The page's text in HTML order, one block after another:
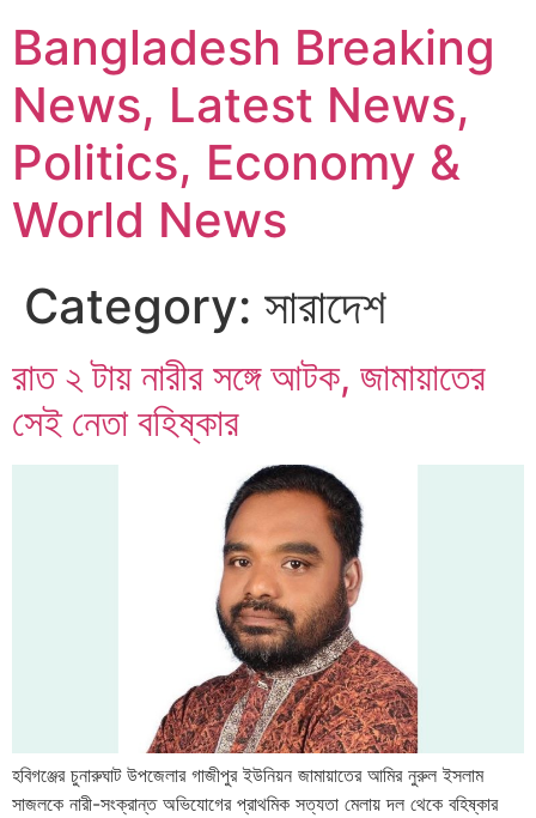
Bangladesh Breaking
News, Latest News,
Politics, Economy &
World News
Category: সারাদেশ
রাত ২ টায় নারীর সঙ্গে আটক, জামায়াতের
সেই নেতা বহিষ্কার
হবিগঞ্জের চুনারুঘাট উপজেলার গাজীপুর ইউনিয়ন জামায়াতের আমির নুরুল ইসলাম
সাজলকে নারী-সংক্রান্ত অভিযোগের প্রাথমিক সত্যতা মেলায় দল থেকে বহিষ্কার